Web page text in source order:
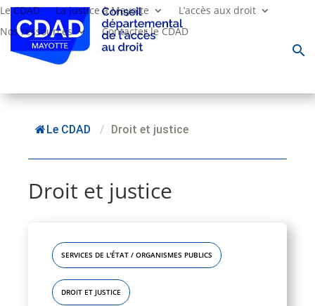
Le CDAD La justice à Mayotte
L’accès aux droit
Nos ressources
Contacter le CDAD
search
Le CDAD / Droit et justice
Droit et justice
SERVICES DE L'ÉTAT / ORGANISMES PUBLICS
DROIT ET JUSTICE